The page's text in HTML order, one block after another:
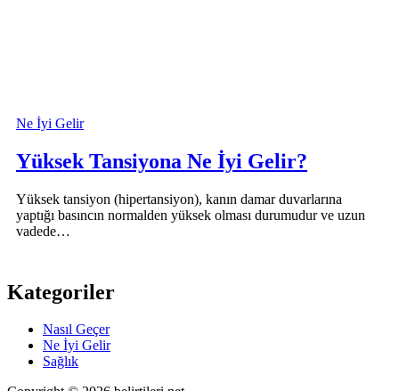
Ne İyi Gelir
Yüksek Tansiyona Ne İyi Gelir?
Yüksek tansiyon (hipertansiyon), kanın damar duvarlarına
yaptığı basıncın normalden yüksek olması durumudur ve uzun
vadede…
Kategoriler
Nasıl Geçer
Ne İyi Gelir
Sağlık